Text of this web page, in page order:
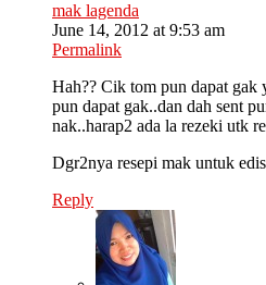
mak lagenda
June 14, 2012 at 9:53 am
Permalink
Hah?? Cik tom pun dapat gak
pun dapat gak..dan dah sent
nak..harap2 ada la rezeki utk
Dgr2nya resepi mak untuk
Reply